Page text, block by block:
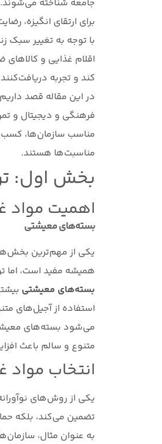
جامعه شناخته می‌شوند.
برای ارتقای انگیزه،
با توجه به تغییر سبک
اقلام غذایی و
کند و تجربه
در این مقاله قصد
فرهنگی و دیجیتال و
مناسب سازمان‌ها،
مناسبت‌ها هستند.
بخش اول:
اهمیت مواد
بسته‌های معیشتی
یکی از مهم‌ترین
همیشه مفید است، اما
بسته‌های معیشتی
استفاده از آجیل‌های
می‌شود بسته‌های
متنوع و سالم باعث
انتخاب مواد
یکی از روش‌های
تضمین می‌کند، بلکه
به عنوان مثال،